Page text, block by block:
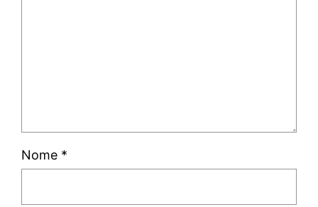
Nome *